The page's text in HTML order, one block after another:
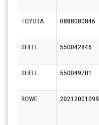
TOYOTA 0888080846
SHELL
550042846
SHELL
550049781
ROWE
20212001099